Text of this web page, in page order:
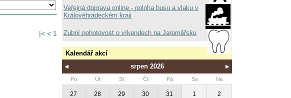
|< < 1
Veřejná doprava online - poloha busu a vlaku v
Královéhradeckém kraji
Zubní pohotovost o víkendech na Jaroměřsku
Kalendář akcí
srpen 2026
Po Út St Čt Pá So Ne
27 28 29 30 31 1 2